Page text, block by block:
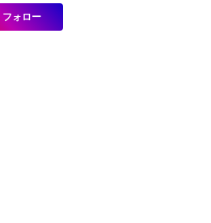
フォロー